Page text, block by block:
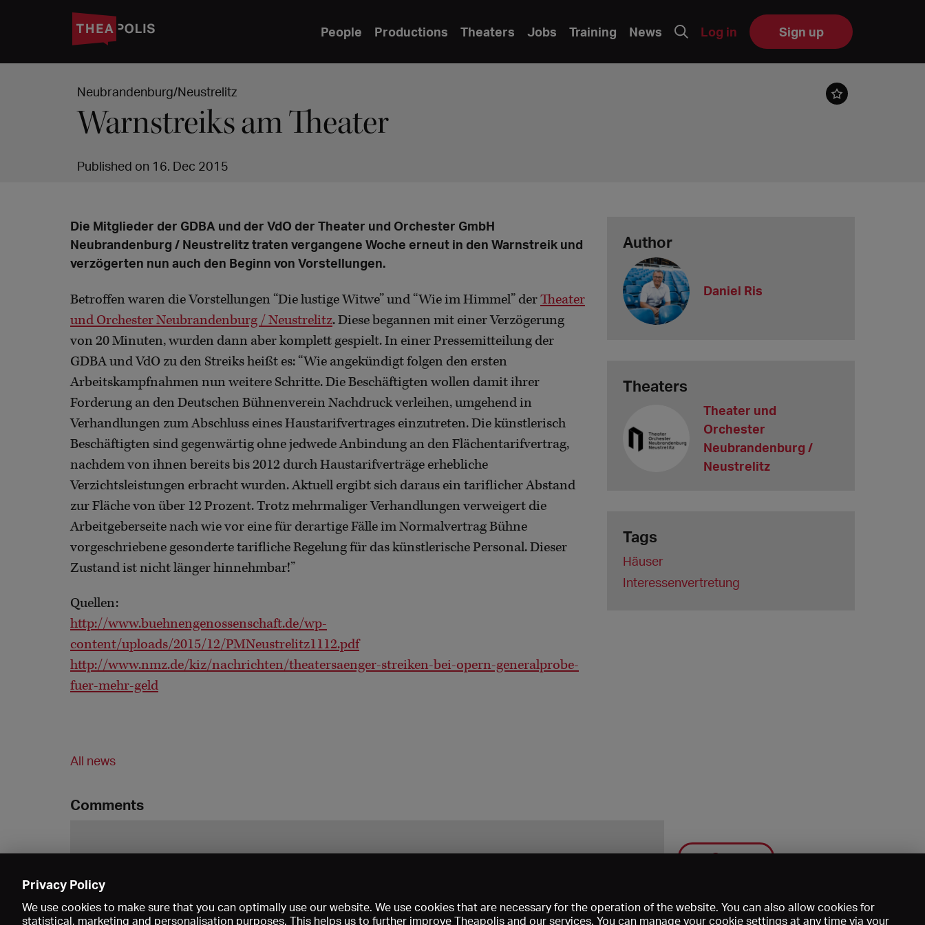
People Productions Theaters Jobs Training News Log in Sign up
Neubrandenburg/Neustrelitz
Warnstreiks am Theater
Published on 16. Dec 2015
Die Mitglieder der GDBA und der VdO der Theater und Orchester GmbH
Neubrandenburg / Neustrelitz traten vergangene Woche erneut in den Warnstreik und
verzögerten nun auch den Beginn von Vorstellungen.
Betroffen waren die Vorstellungen “Die lustige Witwe” und “Wie im Himmel” derTheater
und Orchester Neubrandenburg / Neustrelitz. Diese begannen mit einer Verzögerung
von 20 Minuten, wurden dann aber komplett gespielt. In einer Pressemitteilung der
GDBA und VdO zu den Streiks heißt es: “Wie angekündigt folgen den ersten
Arbeitskampfnahmen nun weitere Schritte. Die Beschäftigten wollen damit ihrer
Forderung an den Deutschen Bühnenverein Nachdruck verleihen, umgehend in
Verhandlungen zum Abschluss eines Haustarifvertrages einzutreten. Die künstlerisch
Beschäftigten sind gegenwärtig ohne jedwede Anbindung an den Flächentarifvertrag,
nachdem von ihnen bereits bis 2012 durch Haustarifverträge erhebliche
Verzichtsleistungen erbracht wurden. Aktuell ergibt sich daraus ein tariflicher Abstand
zur Fläche von über 12 Prozent. Trotz mehrmaliger Verhandlungen verweigert die
Arbeitgeberseite nach wie vor eine für derartige Fälle im Normalvertrag Bühne
vorgeschriebene gesonderte tarifliche Regelung für das künstlerische Personal. Dieser
Zustand ist nicht länger hinnehmbar!”
Quellen:
http://www.buehnengenossenschaft.de/wp-
content/uploads/2015/12/PMNeustrelitz1112.pdf
http://www.nmz.de/kiz/nachrichten/theatersaenger-streiken-bei-opern-generalprobe-
fuer-mehr-geld
All news
Author
Daniel Ris
Theaters
Theater und
Orchester
Neubrandenburg /
Neustrelitz
Tags
Häuser
Interessenvertretung
Comments
Save
Privacy Policy
We use cookies to make sure that you can optimally use our website. We use cookies that are necessary for the operation of the website. You can also allow cookies for
statistical, marketing and personalisation purposes. This helps us to further improve Theapolis and our services. You can manage your cookie settings at any time via your